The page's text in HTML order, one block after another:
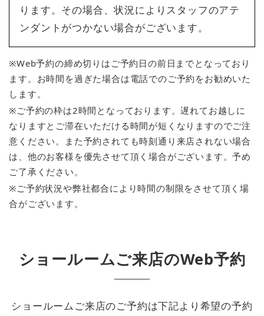
ります。その場合、状況によりスタッフのアテ
ンダントがつかない場合がございます。
※Web予約の締め切りはご予約日の前日までとなっており
ます。お時間を過ぎた場合は電話でのご予約をお勧めいた
します。
※ご予約の枠は2時間となっております。遅れてお越しに
なりますとご滞在いただける時間が短くなりますのでご注
意ください。また予約されても時刻通り来店されない場合
は、他のお客様を優先させて頂く場合がございます。予め
ご了承ください。
※ご予約状況や弊社都合により時間の制限をさせて頂く場
合がございます。
ショールームご来店のWeb予約
ショールームご来店のご予約は下記より希望の予約